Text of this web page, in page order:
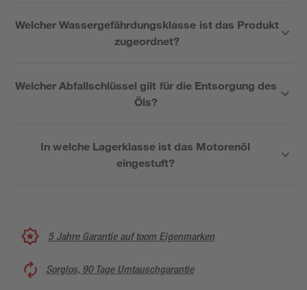
Welcher Wassergefährdungsklasse ist das Produkt
zugeordnet?
Welcher Abfallschlüssel gilt für die Entsorgung des
Öls?
In welche Lagerklasse ist das Motorenöl
eingestuft?
5 Jahre Garantie auf toom Eigenmarken
Sorglos, 90 Tage Umtauschgarantie